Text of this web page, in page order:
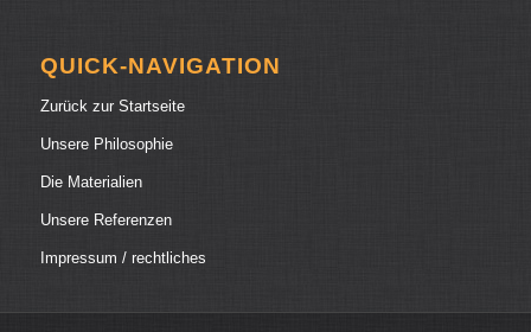
QUICK-NAVIGATION
Zurück zur Startseite
Unsere Philosophie
Die Materialien
Unsere Referenzen
Impressum / rechtliches